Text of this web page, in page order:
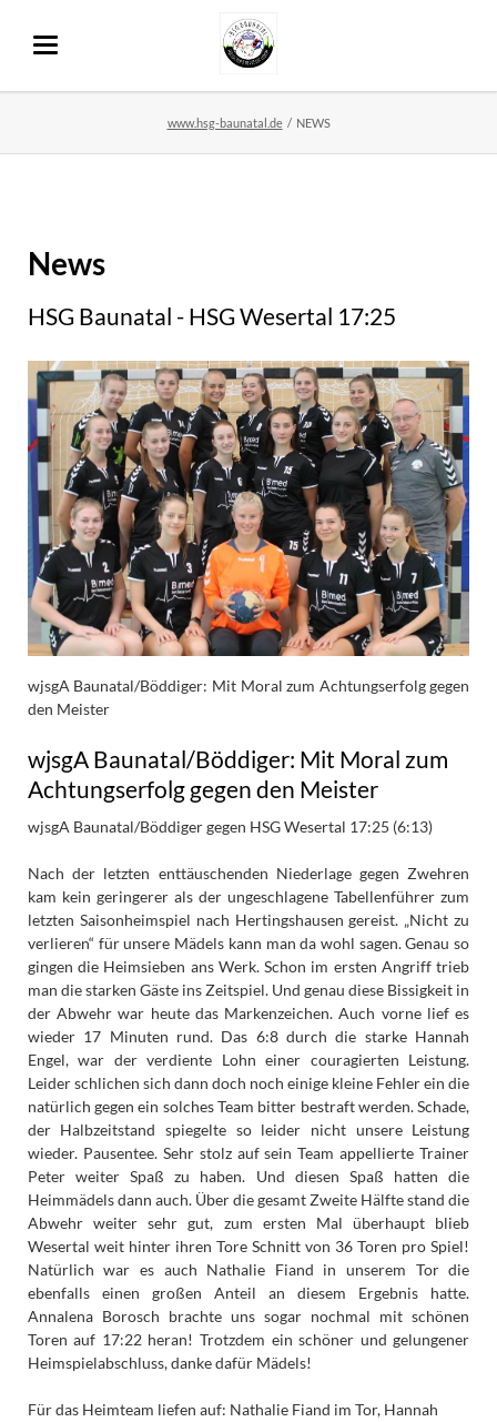
www.hsg-baunatal.de NEWS
News
HSG Baunatal - HSG Wesertal 17:25
wjsgA Baunatal/Böddiger: Mit Moral zum Achtungserfolg gegen
den Meister
wjsgA Baunatal/Böddiger: Mit Moral zum
Achtungserfolg gegen den Meister
wjsgA Baunatal/Böddiger gegen HSG Wesertal 17:25 (6:13)
Nach der letzten enttäuschenden Niederlage gegen Zwehren
kam kein geringerer als der ungeschlagene Tabellenführer zum
letzten Saisonheimspiel nach Hertingshausen gereist. „Nicht zu
verlieren“ für unsere Mädels kann man da wohl sagen. Genau so
gingen die Heimsieben ans Werk. Schon im ersten Angriff trieb
man die starken Gäste ins Zeitspiel. Und genau diese Bissigkeit in
der Abwehr war heute das Markenzeichen. Auch vorne lief es
wieder 17 Minuten rund. Das 6:8 durch die starke Hannah
Engel, war der verdiente Lohn einer couragierten Leistung.
Leider schlichen sich dann doch noch einige kleine Fehler ein die
natürlich gegen ein solches Team bitter bestraft werden. Schade,
der Halbzeitstand spiegelte so leider nicht unsere Leistung
wieder. Pausentee. Sehr stolz auf sein Team appellierte Trainer
Peter weiter Spaß zu haben. Und diesen Spaß hatten die
Heimmädels dann auch. Über die gesamt Zweite Hälfte stand die
Abwehr weiter sehr gut, zum ersten Mal überhaupt blieb
Wesertal weit hinter ihren Tore Schnitt von 36 Toren pro Spiel!
Natürlich war es auch Nathalie Fiand in unserem Tor die
ebenfalls einen großen Anteil an diesem Ergebnis hatte.
Annalena Borosch brachte uns sogar nochmal mit schönen
Toren auf 17:22 heran! Trotzdem ein schöner und gelungener
Heimspielabschluss, danke dafür Mädels!
Für das Heimteam liefen auf: Nathalie Fiand im Tor, Hannah